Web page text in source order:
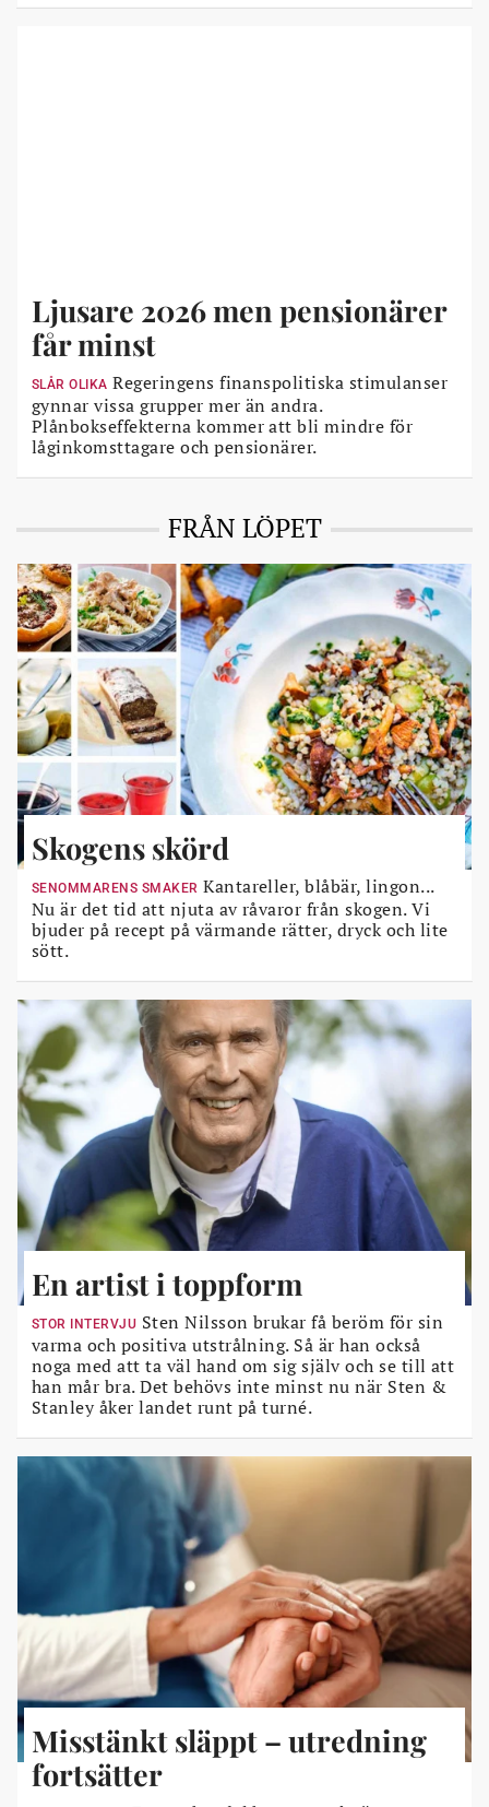
Ljusare 2026 men pensionärer
får minst
SLÅR OLIKA Regeringens finanspolitiska stimulanser
gynnar vissa grupper mer än andra.
Plånbokseffekterna kommer att bli mindre för
låginkomsttagare och pensionärer.
FRÅN LÖPET
Skogens skörd
SENOMMARENS SMAKER Kantareller, blåbär, lingon...
Nu är det tid att njuta av råvaror från skogen. Vi
bjuder på recept på värmande rätter, dryck och lite
sött.
En artist i toppform
STOR INTERVJU Sten Nilsson brukar få beröm för sin
varma och positiva utstrålning. Så är han också
noga med att ta väl hand om sig själv och se till att
han mår bra. Det behövs inte minst nu när Sten &
Stanley åker landet runt på turné.
Misstänkt släppt – utredning
fortsätter